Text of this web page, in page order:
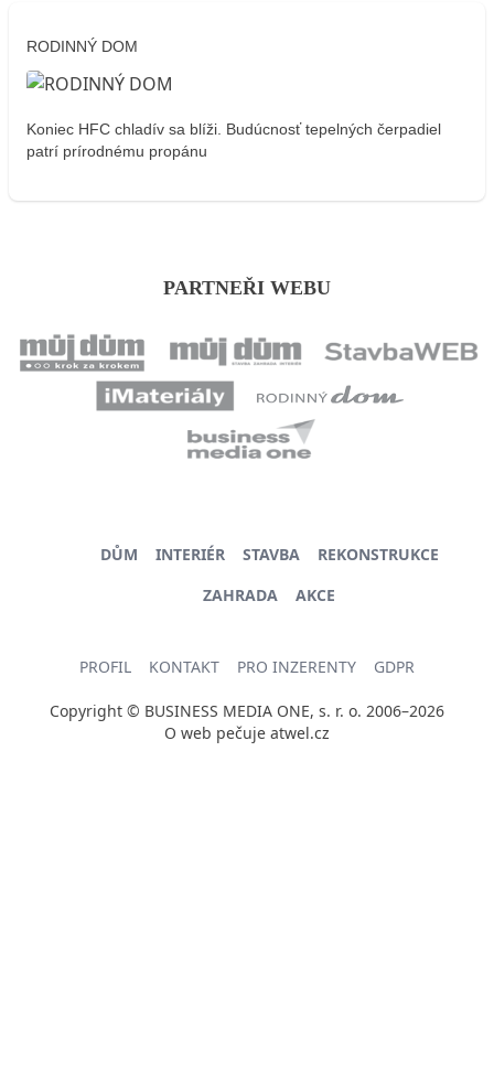
RODINNÝ DOM
Koniec HFC chladív sa blíži. Budúcnosť tepelných čerpadiel
patrí prírodnému propánu
PARTNEŘI WEBU
DŮM INTERIÉR STAVBA
REKONSTRUKCE
ZAHRADA
AKCE
PROFIL KONTAKT PRO INZERENTY GDPR
Copyright © BUSINESS MEDIA ONE, s. r. o. 2006–2026